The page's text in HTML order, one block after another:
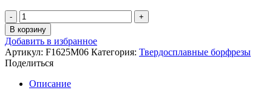
Количество
товара
Гиперболическая
фреза
MESSER
со
сферическим
В корзину
Добавить в избранное
Артикул: F1625M06 Категория: Твердосплавные борфрезы
Поделиться
Описание